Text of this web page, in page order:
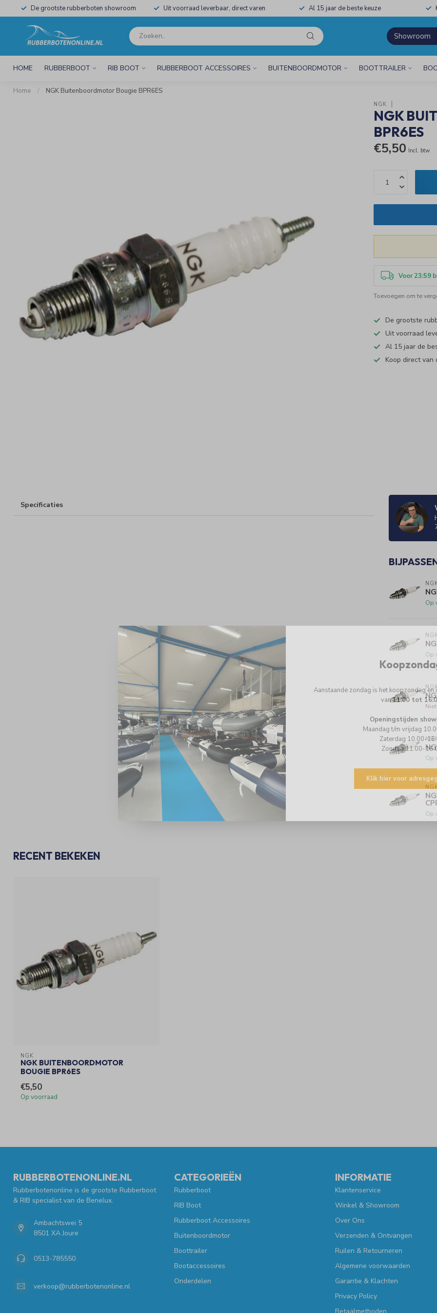
De grootste rubberboten showroom Uit voorraad leverbaar, direct varen Al 15 jaar de beste keuze
Showroom
HOME RUBBERBOOT RIB BOOT RUBBERBOOT ACCESSOIRES BUITENBOORDMOTOR BOOTTRAILER
Home / NGK Buitenboordmotor Bougie BPR6ES
NGK
NGK
BPR6ES
€5,50 Incl. btw
Voor 23:59
Toevoegen om te
De grootste
Uit voorraad
Al 15 jaar de
Koop direct van
Specificaties
Op
Op
Op
Op
RECENT BEKEKEN
NGK
NGK BUITENBOORDMOTOR
BOUGIE BPR6ES
€5,50
Op voorraad
RUBBERBOTENONLINE.NL
Rubberbotenonline is de grootste Rubberboot
& RIB specialist van de Benelux.
Ambachtswei 5
8501 XA Joure
0513-785550
verkoop@rubberbotenonline.nl
CATEGORIEËN
Rubberboot
RIB Boot
Rubberboot Accessoires
Buitenboordmotor
Boottrailer
Bootaccessoires
Onderdelen
INFORMATIE
Klantenservice
Winkel & Showroom
Over Ons
Verzenden & Ontvangen
Ruilen & Retourneren
Algemene voorwaarden
Garantie & Klachten
Privacy Policy
Aanstaande zondag is het koopzondag
van11:00 tot
Openingstijden
Maandag t/m vrijdag
Zaterdag 10.00-
Zondag 11.00-
Klik hier voor